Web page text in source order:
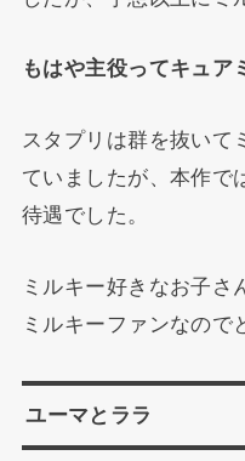
もはや主役ってキュア
スタプリは群を抜いて
ていましたが、本作で
待遇でした。
ミルキー好きなお子さ
ミルキーファンなので
ユーマとララ